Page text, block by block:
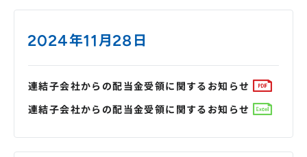
2024年11月28日
連結子会社からの配当金受領に関するお知らせ
連結子会社からの配当金受領に関するお知らせ